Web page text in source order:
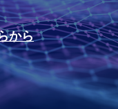
から